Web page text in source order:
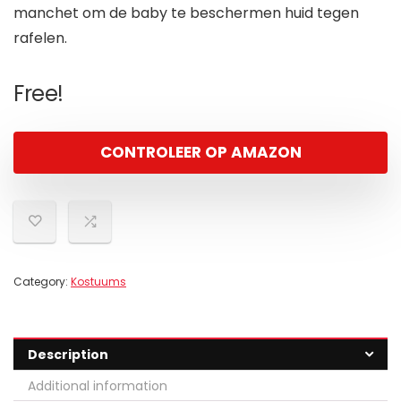
manchet om de baby te beschermen huid tegen
rafelen.
Free!
CONTROLEER OP AMAZON
Category: Kostuums
Description
Additional information